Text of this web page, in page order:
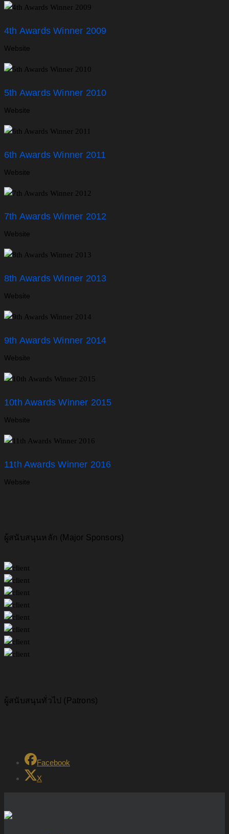
4th Awards Winner 2009
Website
5th Awards Winner 2010
Website
6th Awards Winner 2011
Website
7th Awards Winner 2012
Website
8th Awards Winner 2013
Website
9th Awards Winner 2014
Website
10th Awards Winner 2015
Website
11th Awards Winner 2016
Website
ผู้สนับสนุนหลัก (Major Sponsors)
ผู้สนับสนุนทั่วไป (Patrons)
Facebook
X